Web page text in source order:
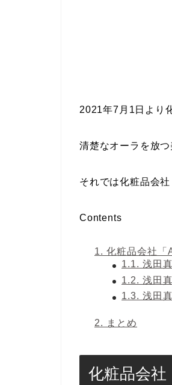
2021年7月1日より
清楚なオーラを放つ
それでは化粧品会
Contents
1. 化粧品会社「
1.1. 浅田
1.2. 浅田
1.3. 浅田
2. まとめ
化粧品会